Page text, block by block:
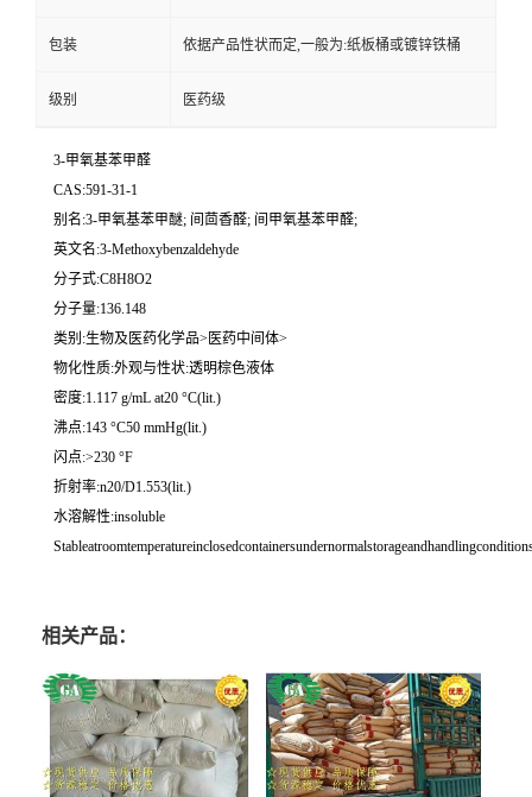
包装 依据产品性状而定,一般为:纸板桶或镀锌铁桶
级别 医药级
3-甲氧基苯甲醛
CAS:591-31-1
别名:3-甲氧基苯甲醚; 间茴香醛; 间甲氧基苯甲醛;
英文名:3-Methoxybenzaldehyde
分子式:C8H8O2
分子量:136.148
类别:生物及医药化学品>医药中间体>
物化性质:外观与性状:透明棕色液体
密度:1.117 g/mL at20 °C(lit.)
沸点:143 °C50 mmHg(lit.)
闪点:>230 °F
折射率:n20/D1.553(lit.)
水溶解性:insoluble
相关产品：